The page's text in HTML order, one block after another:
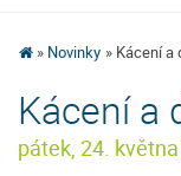
Novinky Kácení a
Kácení a
pátek, 24.